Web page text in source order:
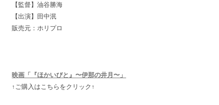
【監督】油谷勝海
【出演】田中泯
販売元：ホリプロ
映画「『ほかいびと』〜伊那の井月〜」
↑ご購入はこちらをクリック↑